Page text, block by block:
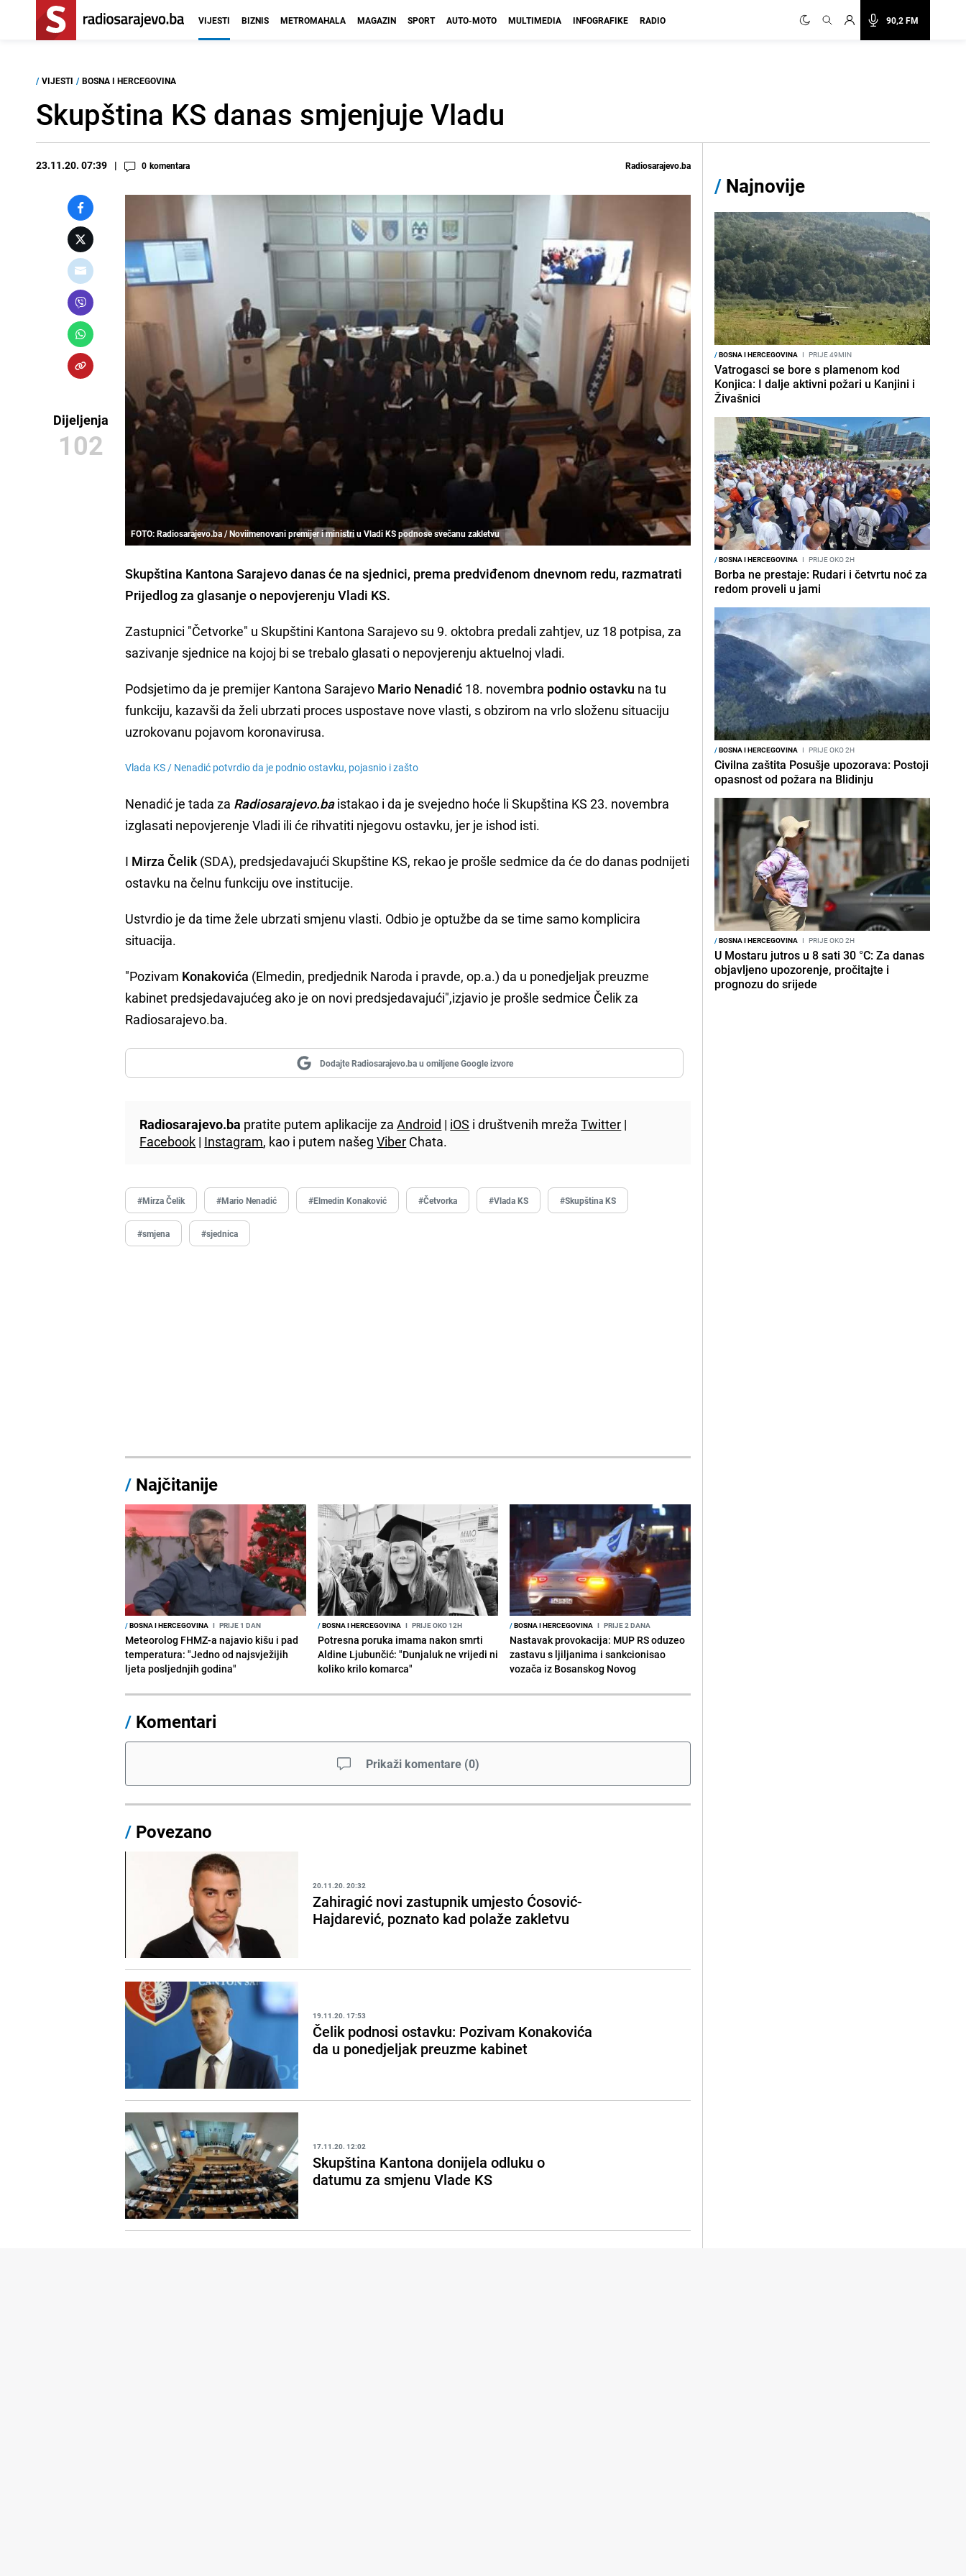
90,2 FM
VIJESTI BIZNIS METROMAHALA MAGAZIN SPORT AUTO-MOTO MULTIMEDIA INFOGRAFIKE RADIO
/ VIJESTI / BOSNA I HERCEGOVINA
Skupština KS danas smjenjuje Vladu
23.11.20. 07:39 0 komentara Radiosarajevo.ba
Dijeljenja
102
FOTO: Radiosarajevo.ba / Noviimenovani premijer i ministri u Vladi KS podnose svečanu zakletvu
Skupština Kantona Sarajevo danas će na sjednici, prema predviđenom dnevnom redu, razmatrati
Prijedlog za glasanje o nepovjerenju Vladi KS.
Zastupnici "Četvorke" u Skupštini Kantona Sarajevo su 9. oktobra predali zahtjev, uz 18 potpisa, za
sazivanje sjednice na kojoj bi se trebalo glasati o nepovjerenju aktuelnoj vladi.
Podsjetimo da je premijer Kantona Sarajevo Mario Nenadić 18. novembra podnio ostavku na tu
funkciju, kazavši da želi ubrzati proces uspostave nove vlasti, s obzirom na vrlo složenu situaciju
uzrokovanu pojavom koronavirusa.
Vlada KS / Nenadić potvrdio da je podnio ostavku, pojasnio i zašto
Nenadić je tada za Radiosarajevo.baistakao i da je svejedno hoće li Skupština KS 23. novembra
izglasati nepovjerenje Vladi ili će rihvatiti njegovu ostavku, jer je ishod isti.
I Mirza Čelik (SDA), predsjedavajući Skupštine KS, rekao je prošle sedmice da će do danas podnijeti
ostavku na čelnu funkciju ove institucije.
Ustvrdio je da time žele ubrzati smjenu vlasti. Odbio je optužbe da se time samo komplicira
situacija.
"Pozivam Konakovića (Elmedin, predjednik Naroda i pravde, op.a.) da u ponedjeljak preuzme
kabinet predsjedavajućeg ako je on novi predsjedavajući",izjavio je prošle sedmice Čelik za
Radiosarajevo.ba.
Dodajte Radiosarajevo.ba u omiljene Google izvore
Radiosarajevo.ba pratite putem aplikacije zaAndroid | iOS i društvenih mrežaTwitter |
Facebook | Instagram, kao i putem našegViber Chata.
#Mirza Čelik #Mario Nenadić #Elmedin Konaković #Četvorka #Vlada KS #Skupština KS
#smjena #sjednica
/ Najčitanije
/BOSNA I HERCEGOVINA I PRIJE 1 DAN
Meteorolog FHMZ-a najavio kišu i pad
temperatura: "Jedno od najsvježijih
ljeta posljednjih godina"
/BOSNA I HERCEGOVINA I PRIJE OKO 12H
Potresna poruka imama nakon smrti
Aldine Ljubunčić: "Dunjaluk ne vrijedi ni
koliko krilo komarca"
/BOSNA I HERCEGOVINA I PRIJE 2 DANA
Nastavak provokacija: MUP RS oduzeo
zastavu s ljiljanima i sankcionisao
vozača iz Bosanskog Novog
/ Komentari
Prikaži komentare (0)
/ Povezano
20.11.20. 20:32
Zahiragić novi zastupnik umjesto Ćosović-
Hajdarević, poznato kad polaže zakletvu
19.11.20. 17:53
Čelik podnosi ostavku: Pozivam Konakovića
da u ponedjeljak preuzme kabinet
17.11.20. 12:02
Skupština Kantona donijela odluku o
datumu za smjenu Vlade KS
/ Najnovije
/BOSNA I HERCEGOVINA I PRIJE 49MIN
Vatrogasci se bore s plamenom kod
Konjica: I dalje aktivni požari u Kanjini i
Živašnici
/BOSNA I HERCEGOVINA I PRIJE OKO 2H
Borba ne prestaje: Rudari i četvrtu noć za
redom proveli u jami
/BOSNA I HERCEGOVINA I PRIJE OKO 2H
Civilna zaštita Posušje upozorava: Postoji
opasnost od požara na Blidinju
/BOSNA I HERCEGOVINA I PRIJE OKO 2H
U Mostaru jutros u 8 sati 30 °C: Za danas
objavljeno upozorenje, pročitajte i
prognozu do srijede